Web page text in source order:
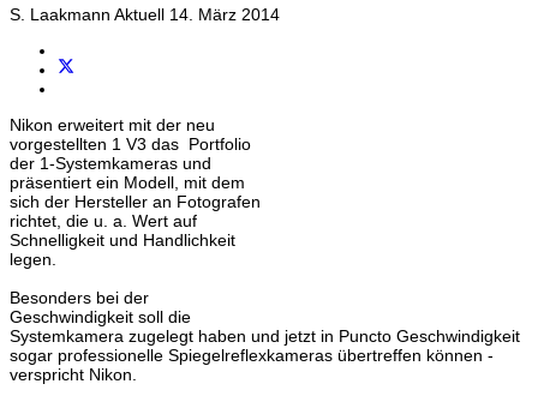
S. Laakmann Aktuell 14. März 2014
Nikon erweitert mit der neu
vorgestellten 1 V3 das Portfolio
der 1-Systemkameras und
präsentiert ein Modell, mit dem
sich der Hersteller an Fotografen
richtet, die u. a. Wert auf
Schnelligkeit und Handlichkeit
legen.
Besonders bei der
Geschwindigkeit soll die
Systemkamera zugelegt haben und jetzt in Puncto Geschwindigkeit
sogar professionelle Spiegelreflexkameras übertreffen können -
verspricht Nikon.